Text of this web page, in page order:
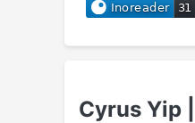
Cyrus Yip